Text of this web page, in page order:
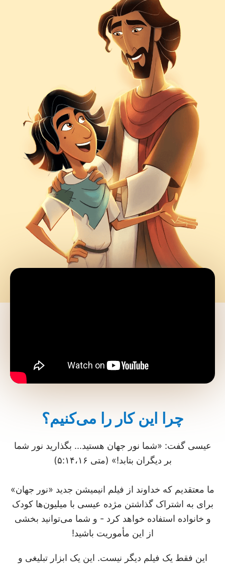
چرا این کار را می‌کنیم؟
عیسی گفت: «شما نور جهان هستید... بگذارید نور شما
بر دیگران بتابد!» (متی ۵:۱۴،۱۶)
ما معتقدیم که خداوند از فیلم انیمیشن جدید «نور جهان»
برای به اشتراک گذاشتن مژده عیسی با میلیون‌ها کودک
و خانواده استفاده خواهد کرد - و شما می‌توانید بخشی
از این مأموریت باشید!
این فقط یک فیلم دیگر نیست. این یک ابزار تبلیغی و